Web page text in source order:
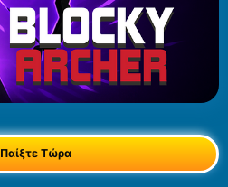
Παίξτε Τώρα